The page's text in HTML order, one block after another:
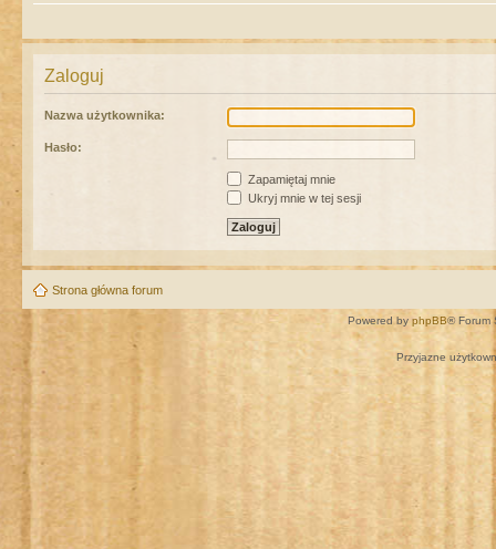
Zaloguj
Nazwa użytkownika:
Hasło:
Zapamiętaj mnie
Ukryj mnie w tej sesji
Strona główna forum
Powered by phpBB® Forum
Przyjazne